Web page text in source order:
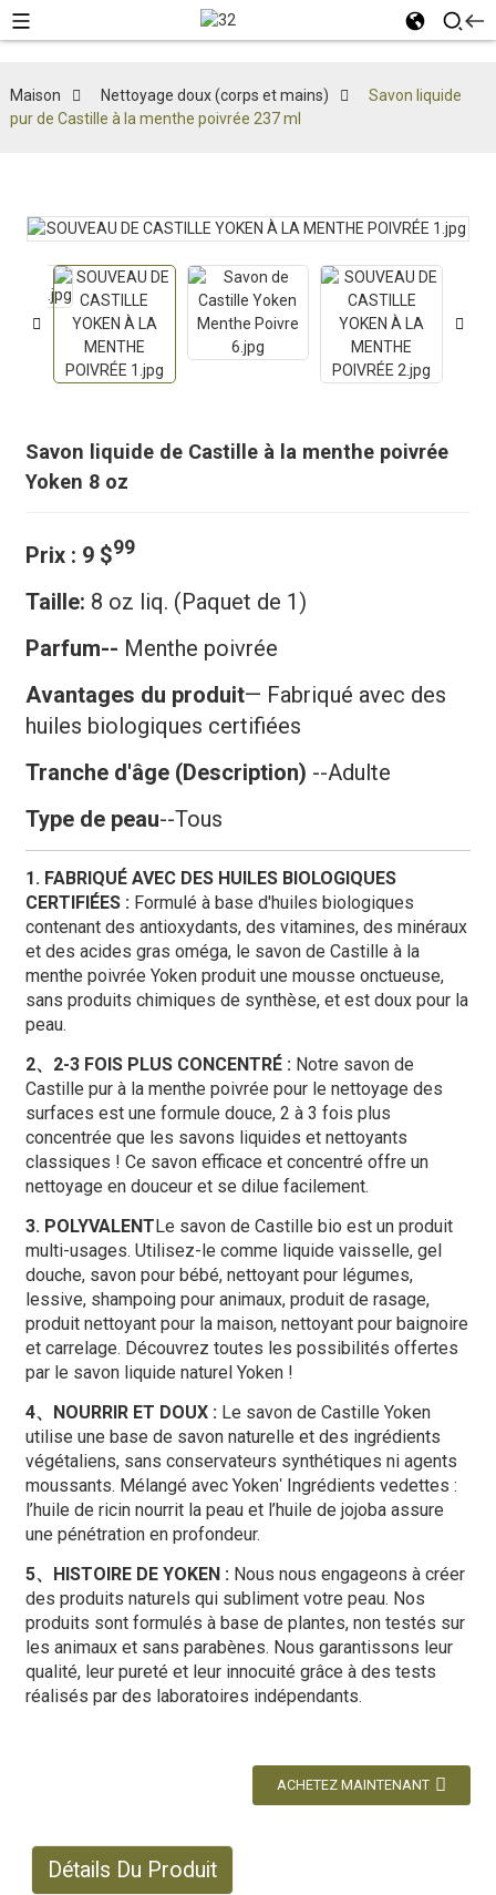
Maison Nettoyage doux (corps et mains)
Savon liquide
pur de Castille à la menthe poivrée 237 ml
Savon liquide de Castille à la menthe poivrée
Yoken 8 oz
Prix ​​: 9 $99
Taille: 8 oz liq. (Paquet de 1)
Parfum-- Menthe poivrée
Avantages du produit— Fabriqué avec des
huiles biologiques certifiées
Tranche d'âge (Description) --Adulte
Type de peau--Tous
1. FABRIQUÉ AVEC DES HUILES BIOLOGIQUES
CERTIFIÉES : Formulé à base d'huiles biologiques
contenant des antioxydants, des vitamines, des minéraux
et des acides gras oméga, le savon de Castille à la
menthe poivrée Yoken produit une mousse onctueuse,
sans produits chimiques de synthèse, et est doux pour la
peau.
2、2-3 FOIS PLUS CONCENTRÉ : Notre savon de
Castille pur à la menthe poivrée pour le nettoyage des
surfaces est une formule douce, 2 à 3 fois plus
concentrée que les savons liquides et nettoyants
classiques ! Ce savon efficace et concentré offre un
nettoyage en douceur et se dilue facilement.
3. POLYVALENTLe savon de Castille bio est un produit
multi-usages. Utilisez-le comme liquide vaisselle, gel
douche, savon pour bébé, nettoyant pour légumes,
lessive, shampoing pour animaux, produit de rasage,
produit nettoyant pour la maison, nettoyant pour baignoire
et carrelage. Découvrez toutes les possibilités offertes
par le savon liquide naturel Yoken !
4、NOURRIR ET DOUX : Le savon de Castille Yoken
utilise une base de savon naturelle et des ingrédients
végétaliens, sans conservateurs synthétiques ni agents
moussants. Mélangé avec Yoken'Ingrédients vedettes :
l’huile de ricin nourrit la peau et l’huile de jojoba assure
une pénétration en profondeur.
5、HISTOIRE DE YOKEN : Nous nous engageons à créer
des produits naturels qui subliment votre peau. Nos
produits sont formulés à base de plantes, non testés sur
les animaux et sans parabènes. Nous garantissons leur
qualité, leur pureté et leur innocuité grâce à des tests
réalisés par des laboratoires indépendants.
ACHETEZ MAINTENANT
Détails Du Produit